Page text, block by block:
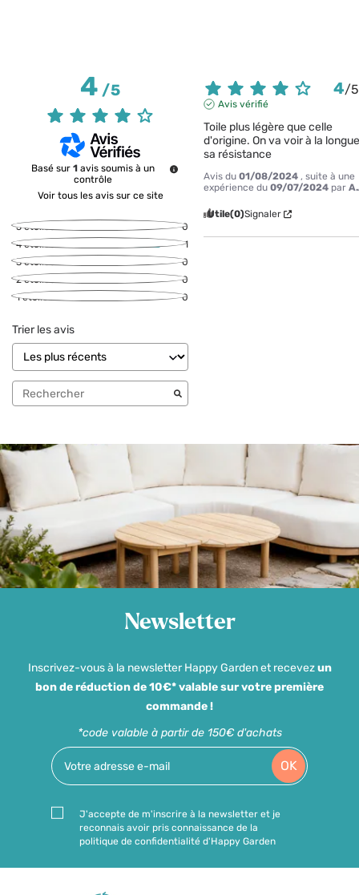
4/5
Basé sur 1 avis soumis à un
contrôle
Voir tous les avis sur ce site
5étoiles
0
4étoiles
1
3étoiles
0
2étoiles
0
1étoile 0
Trier les avis
4/5
Avis vérifié
Toile plus légère que celle
d'origine. On va voir à la
sa résistance
Avis du01/08/2024 , suite à une
expérience du09/07/2024 par
Utile(0)Signaler
Newsletter
Inscrivez-vous à la newsletter Happy Garden et recevezun
bon de réduction de 10€* valable sur votre première
commande !
*code valable à partir de 150€ d'achats
OK
J'accepte de m'inscrire à la newsletter et je
reconnais avoir pris connaissance de la
politique de confidentialité d'Happy Garden